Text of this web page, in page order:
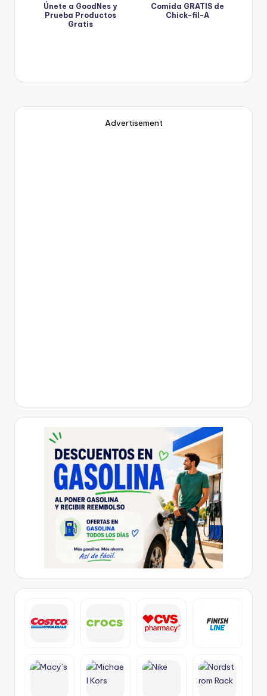
Únete a GoodNes y
Prueba Productos
Gratis
Comida GRATIS de
Chick-fil-A
Advertisement